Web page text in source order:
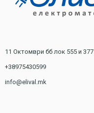
11 Октомври бб лок 555 и 377
+38975430599
info@elival.mk